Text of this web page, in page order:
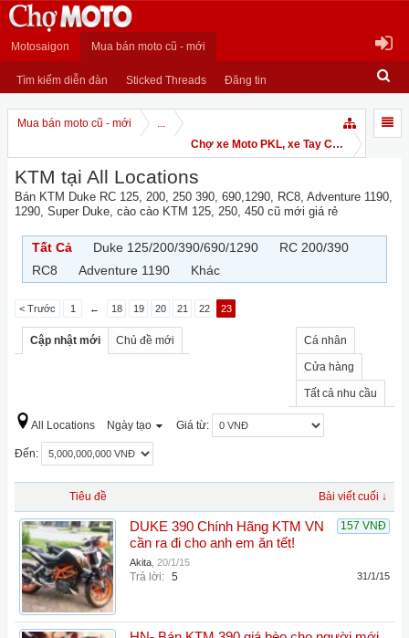
Motosaigon Mua bán moto cũ - mới
Tìm kiếm diễn đàn Sticked Threads Đăng tin
Mua bán moto cũ - mới
...
Chợ xe Moto PKL, xe Tay Côn
KTM tại All Locations
Bán KTM Duke RC 125, 200, 250 390, 690,1290, RC8, Adventure 1190,
1290, Super Duke, cào cào KTM 125, 250, 450 cũ mới giá rẻ
Tất Cả Duke 125/200/390/690/1290
RC 200/390
RC8
Adventure 1190 Khác
< Trước 1 ← 18 19 20 21 22 23
Cập nhật mới Chủ đề mới Cá nhân
Cửa hàng
Tất cả nhu cầu
All Locations Ngày tạo Giá từ:
Đến:
Tiêu đề Bài viết cuối ↓
157 VNĐ
DUKE 390 Chính Hãng KTM VN
cần ra đi cho anh em ăn tết!
Akita 20/1/15
Trả lời: 5 31/1/15